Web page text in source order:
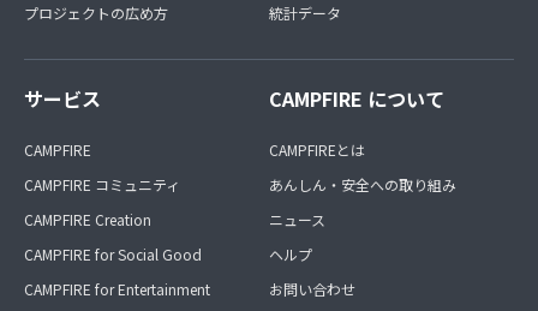
プロジェクトの広め方
統計データ
サービス
CAMPFIRE
CAMPFIRE コミュニティ
CAMPFIRE Creation
CAMPFIRE for Social Good
CAMPFIRE for Entertainment
CAMPFIRE について
CAMPFIREとは
あんしん・安全への取り組み
ニュース
ヘルプ
お問い合わせ